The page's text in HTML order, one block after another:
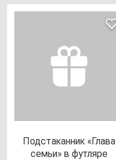
Под­ста­кан­ник «Гла­ва
семьи» в фут­ля­ре